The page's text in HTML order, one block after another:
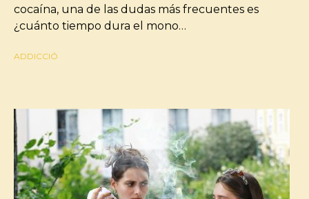
cocaína, una de las dudas más frecuentes es
¿cuánto tiempo dura el mono…
ADDICCIÓ